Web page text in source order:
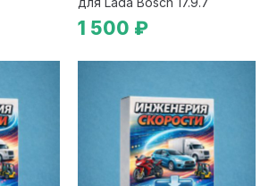
1 500 ₽